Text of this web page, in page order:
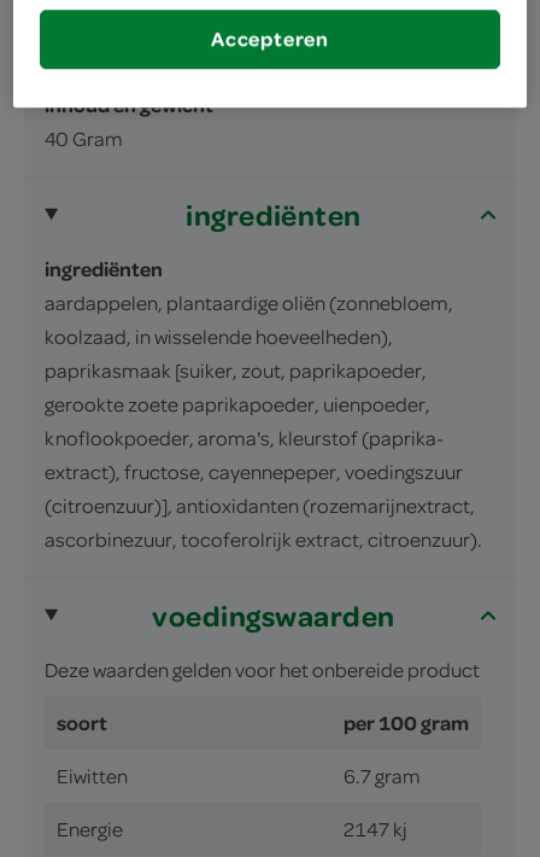
Geribbelde aardappelchips met
inhoud en gewicht
40 Gram
ingrediënten
ingrediënten
aardappelen, plantaardige oliën (zonnebloem,
koolzaad, in wisselende hoeveelheden),
paprikasmaak [suiker, zout, paprikapoeder,
gerookte zoete paprikapoeder, uienpoeder,
knoflookpoeder, aroma's, kleurstof (paprika-
extract), fructose, cayennepeper, voedingszuur
(citroenzuur)], antioxidanten (rozemarijnextract,
ascorbinezuur, tocoferolrijk extract, citroenzuur).
voedingswaarden
Deze waarden gelden voor het onbereide product
soort per 100 gram
Eiwitten 6.7 gram
Energie 2147 kj
Accepteren